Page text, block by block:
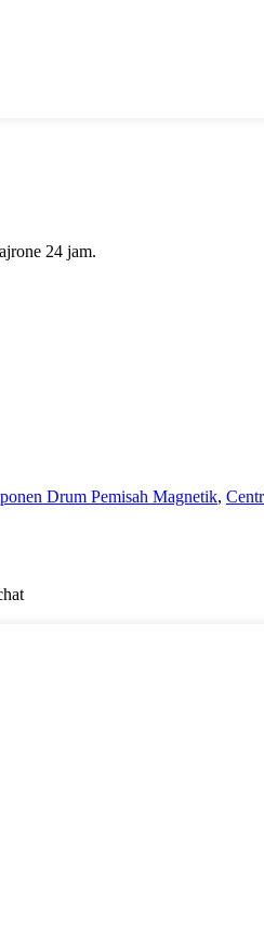
24 jam.
Drum Pemisah Magnetik,